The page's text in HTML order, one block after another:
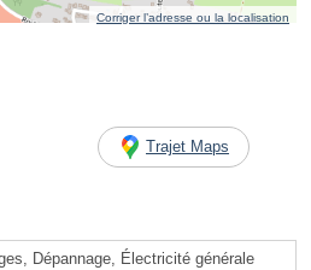
Corriger l’adresse ou la localisation
Trajet Maps
Dépannage, Électricité générale